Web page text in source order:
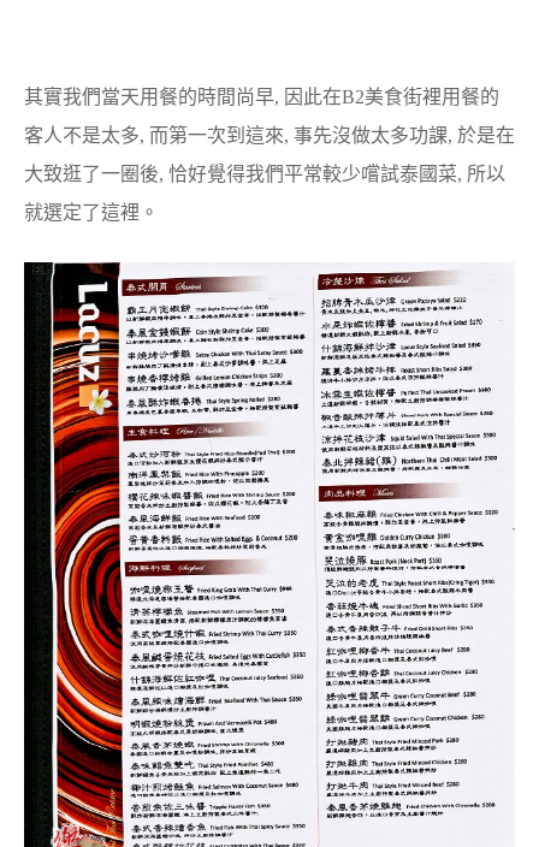
其實我們當天用餐的時間尚早, 因此在B2美食街裡用餐的
客人不是太多, 而第一次到這來, 事先沒做太多功課, 於是在
大致逛了一圈後, 恰好覺得我們平常較少嚐試泰國菜, 所以
就選定了這裡。